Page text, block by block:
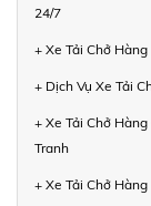
24/7
+ Xe Tải Chở
+ Dịch Vụ Xe Tải
+ Xe Tải Chở
Tranh
+ Xe Tải Chở